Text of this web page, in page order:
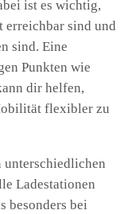
ist es wichtig,
erreichbar sind und
sind. Eine
Punkten wie
dir helfen,
flexibler zu
unterschiedlichen
Ladestationen
besonders bei